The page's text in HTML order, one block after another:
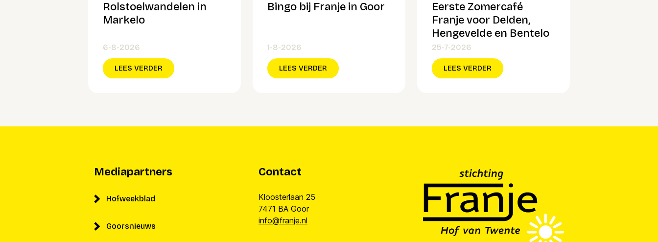
Rolstoelwandelen in
Markelo
6-8-2026
LEES VERDER
Bingo bij Franje in Goor
1-8-2026
LEES VERDER
Eerste Zomercafé
Franje voor Delden,
Hengevelde en Bentelo
25-7-2026
LEES VERDER
Mediapartners
Hofweekblad
Goorsnieuws
Contact
Kloosterlaan 25
7471 BA Goor
info@franje.nl